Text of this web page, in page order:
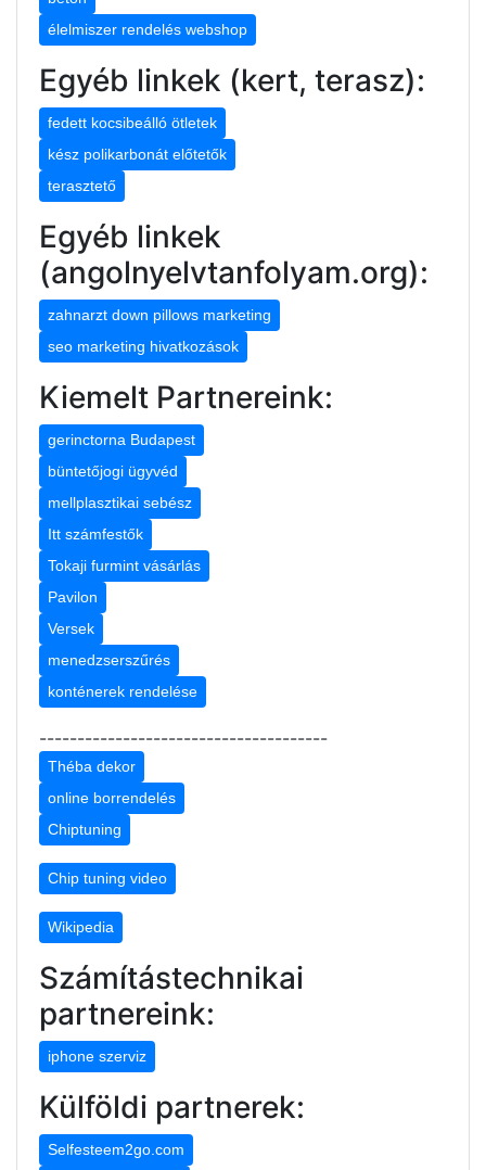
élelmiszer rendelés webshop
Egyéb linkek (kert, terasz):
fedett kocsibeálló ötletek
kész polikarbonát előtetők
terasztető
Egyéb linkek
(angolnyelvtanfolyam.org):
zahnarzt down pillows marketing
seo marketing hivatkozások
Kiemelt Partnereink:
gerinctorna Budapest
büntetőjogi ügyvéd
mellplasztikai sebész
Itt számfestők
Tokaji furmint vásárlás
Pavilon
Versek
menedzserszűrés
konténerek rendelése
--------------------------------------
Théba dekor
online borrendelés
Chiptuning
Chip tuning video
Wikipedia
Számítástechnikai
partnereink:
iphone szerviz
Külföldi partnerek:
Selfesteem2go.com